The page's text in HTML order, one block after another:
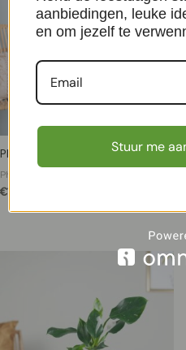
Philodendron Verrucosum – P15
Philodendron
€17,50
aanbiedingen, leuke
en om jezelf te
Stuur me